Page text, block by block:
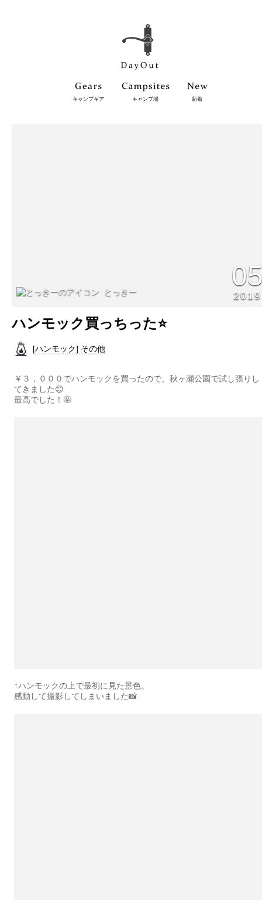
キャンプギア キャンプ場 新着
とっきー 2019
ハンモック買っちった⭐️
[ハンモック] その他
￥３，０００でハンモックを買ったので、秋ヶ瀬公園で試し張りし
てきました😊
最高でした！🤩
↑ハンモックの上で最初に見た景色。
感動して撮影してしまいました📸